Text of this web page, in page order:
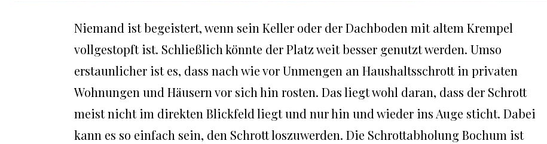
Niemand ist begeistert, wenn sein Keller oder der Dachboden mit altem Krempel
vollgestopft ist. Schließlich könnte der Platz weit besser genutzt werden. Umso
erstaunlicher ist es, dass nach wie vor Unmengen an Haushaltsschrott in privaten
Wohnungen und Häusern vor sich hin rosten. Das liegt wohl daran, dass der Schrott
meist nicht im direkten Blickfeld liegt und nur hin und wieder ins Auge sticht. Dabei
kann es so einfach sein, den Schrott loszuwerden. Die Schrottabholung Bochum ist